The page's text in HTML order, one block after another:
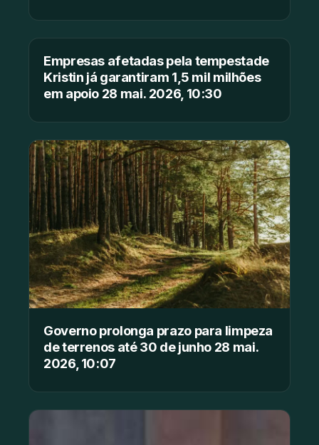
Empresas afetadas pela tempestade
Kristin já garantiram 1,5 mil milhões
em apoio 28 mai. 2026, 10:30
Governo prolonga prazo para limpeza
de terrenos até 30 de junho 28 mai.
2026, 10:07